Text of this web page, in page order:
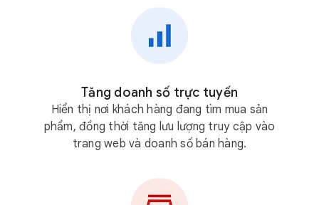
Tăng doanh số trực tuyến
Hiển thị nơi khách hàng đang tìm mua sản
phẩm, đồng thời tăng lưu lượng truy cập vào
trang web và doanh số bán hàng.